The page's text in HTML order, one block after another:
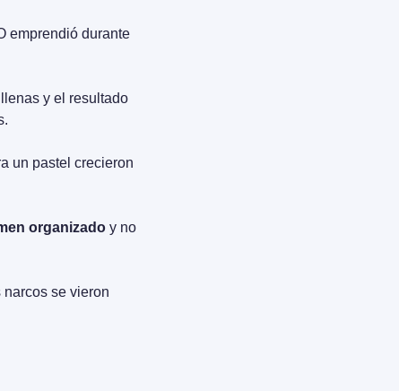
emprendió durante
y el resultado
un pastel crecieron
organizado y no
se vieron